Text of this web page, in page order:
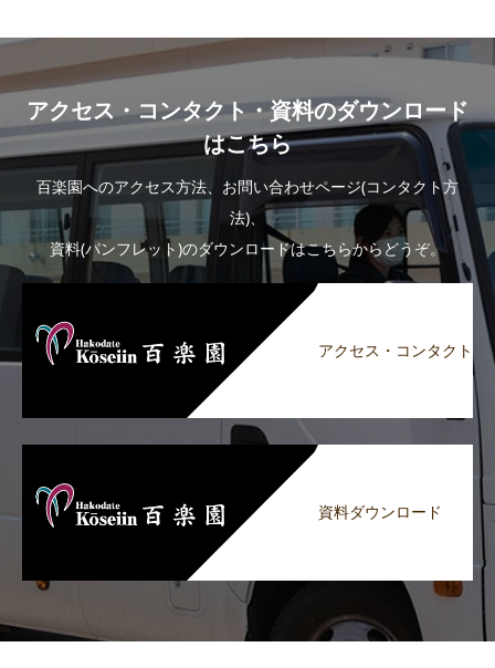
アクセス・コンタクト・資料のダウンロード
はこちら
百楽園へのアクセス方法、お問い合わせページ(コンタクト方
法)、
資料(パンフレット)のダウンロードはこちらからどうぞ。
アクセス・コンタクト
資料ダウンロード